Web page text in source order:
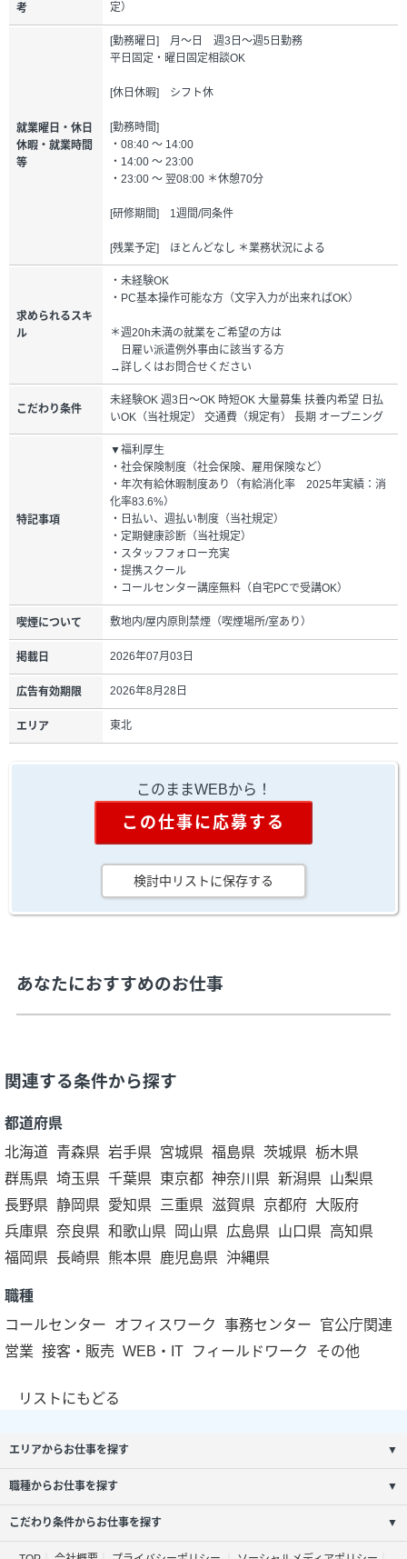
考
定）
就業曜日・休日
休暇・就業時間
等
[勤務曜日] 月～日 週3日～週5日勤務
平日固定・曜日固定相談OK
[休日休暇] シフト休
[勤務時間]
・08:40 ～ 14:00
・14:00 ～ 23:00
・23:00 ～ 翌08:00 ＊休憩70分
[研修期間] 1週間/同条件
[残業予定] ほとんどなし ＊業務状況による
求められるスキ
ル
・未経験OK
・PC基本操作可能な方（文字入力が出来ればOK）
＊週20h未満の就業をご希望の方は
日雇い派遣例外事由に該当する方
→詳しくはお問合せください
こだわり条件
未経験OK 週3日～OK 時短OK 大量募集 扶養内希望 日払
いOK（当社規定） 交通費（規定有） 長期 オープニング
特記事項
▼福利厚生
・社会保険制度（社会保険、雇用保険など）
・年次有給休暇制度あり（有給消化率 2025年実績：消
化率83.6%）
・日払い、週払い制度（当社規定）
・定期健康診断（当社規定）
・スタッフフォロー充実
・提携スクール
・コールセンター講座無料（自宅PCで受講OK）
喫煙について 敷地内/屋内原則禁煙（喫煙場所/室あり）
掲載日 2026年07月03日
広告有効期限 2026年8月28日
エリア 東北
このままWEBから！
この仕事に応募する
検討中リストに保存する
あなたにおすすめのお仕事
関連する条件から探す
都道府県
北海道 青森県 岩手県 宮城県 福島県 茨城県 栃木県
群馬県 埼玉県 千葉県 東京都 神奈川県 新潟県 山梨県
長野県 静岡県 愛知県 三重県 滋賀県 京都府 大阪府
兵庫県 奈良県 和歌山県 岡山県 広島県 山口県 高知県
福岡県 長崎県 熊本県 鹿児島県 沖縄県
職種
コールセンター
オフィスワーク 事務センター
官公庁関連
営業 接客・販売 WEB・IT フィールドワーク その他
リストにもどる
エリアからお仕事を探す ▼
職種からお仕事を探す ▼
こだわり条件からお仕事を探す ▼